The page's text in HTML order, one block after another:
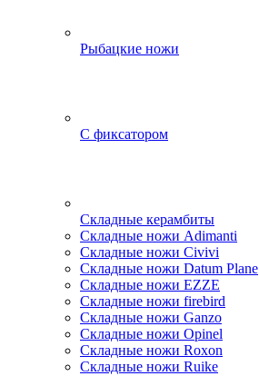
Рыбацкие ножи
С фиксатором
Складные керамбиты
Складные ножи Adimanti
Складные ножи Civivi
Складные ножи Datum Plane
Складные ножи EZZE
Складные ножи firebird
Складные ножи Ganzo
Складные ножи Opinel
Складные ножи Roxon
Складные ножи Ruike